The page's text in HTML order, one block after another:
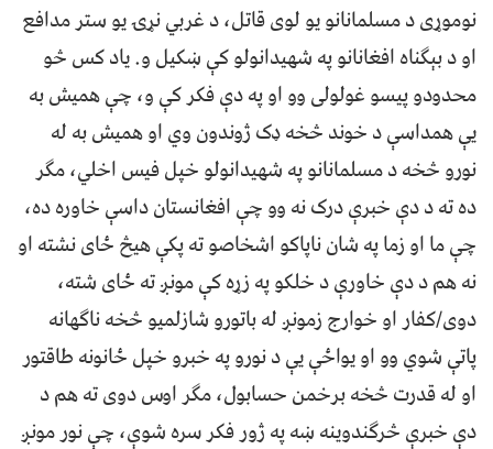
نوموړی د مسلمانانو یو لوی قاتل، د غربي نړۍ یو ستر مدافع
او د بېګناه افغانانو په شهیدانولو کې ښکیل و. یاد کس څو
محدودو پیسو غولولی وو او په دې فکر کې و، چې همیش به
یې همداسې د خوند څخه ډک ژوندون وي او همیش به له
نورو څخه د مسلمانانو په شهیدانولو خپل فیس اخلي، مګر
ده ته د دې خبرې درک نه وو چې افغانستان داسې خاوره ده،
چې ما او زما په شان ناپاکو اشخاصو ته پکې هیڅ ځای نشته او
نه هم د دې خاورې د خلکو په زړه کې مونږ ته ځای شته،
دوی/کفار او خوارج زمونږ له باتورو شازلمیو څخه ناګهانه
پاتې شوي وو او یواځې یې د نورو په خبرو خپل ځانونه طاقتور
او له قدرت څخه برخمن حسابول، مګر اوس دوی ته هم د
دې خبرې څرګندوینه ښه په ژور فکر سره شوې، چې نور مونږ